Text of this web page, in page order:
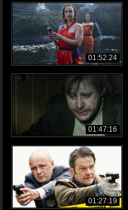
01:52:24
01:47:16
01:27:19